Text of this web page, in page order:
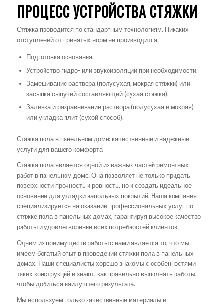
ПРОЦЕСС УСТРОЙСТВА СТЯЖКИ
Стяжка проводится по стандартным технологиям. Никаких
отступлений от принятых норм не производится.
Подготовка основания.
Устройство гидро- или звукоизоляции при необходимости.
Замешивание раствора (полусухая, мокрая стяжки) или
засыпка сыпучей составляющей (сухая стяжка).
Заливка и разравнивание раствора (полусухая и мокрая)
или укладка плит (сухой способ).
Стяжка пола в панельном доме: качественные и надежные
услуги для вашего комфорта
Стяжка пола является одной из важных частей ремонтных
работ в панельном доме. Она позволяет не только придать
поверхности прочность и ровность, но и создать идеальное
основание для укладки напольных покрытий. Наша компания
специализируется на оказании профессиональных услуг по
стяжке пола в панельных домах, гарантируя высокое качество
работы и удовлетворение всех потребностей клиентов.
Одним из преимуществ работы с нами является то, что мы
имеем богатый опыт в проведении стяжки пола в панельных
домах. Наши специалисты хорошо знакомы с особенностями
таких конструкций и знают, как правильно выполнять работы,
чтобы добиться наилучшего результата.
Мы используем только качественные материалы и